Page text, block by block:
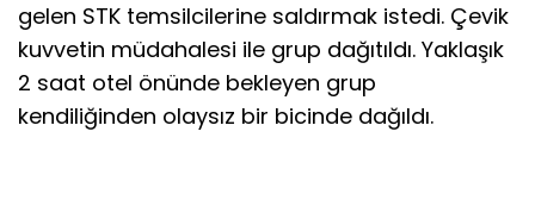
gelen STK temsilcilerine saldırmak istedi. Çevik
kuvvetin müdahalesi ile grup dağıtıldı. Yaklaşık
2 saat otel önünde bekleyen grup
kendiliğinden olaysız bir bicinde dağıldı.